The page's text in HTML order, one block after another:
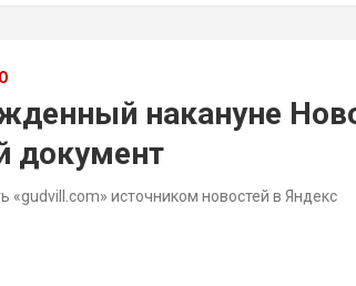
накануне
документ
«gudvill.com» источником новостей в Яндекс